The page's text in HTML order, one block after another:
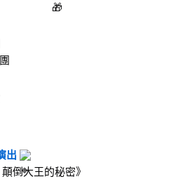
出
倒大王的秘密》